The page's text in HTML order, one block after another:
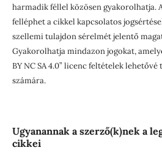
harmadik féllel közösen gyakorolhatja.
felléphet a cikkel kapcsolatos
szellemi tulajdon sérelmét jelentő
Gyakorolhatja mindazon jogokat,
BY NC SA 4.0” licenc feltételek
számára.
Ugyanannak a szerző(k)nek a
cikkei